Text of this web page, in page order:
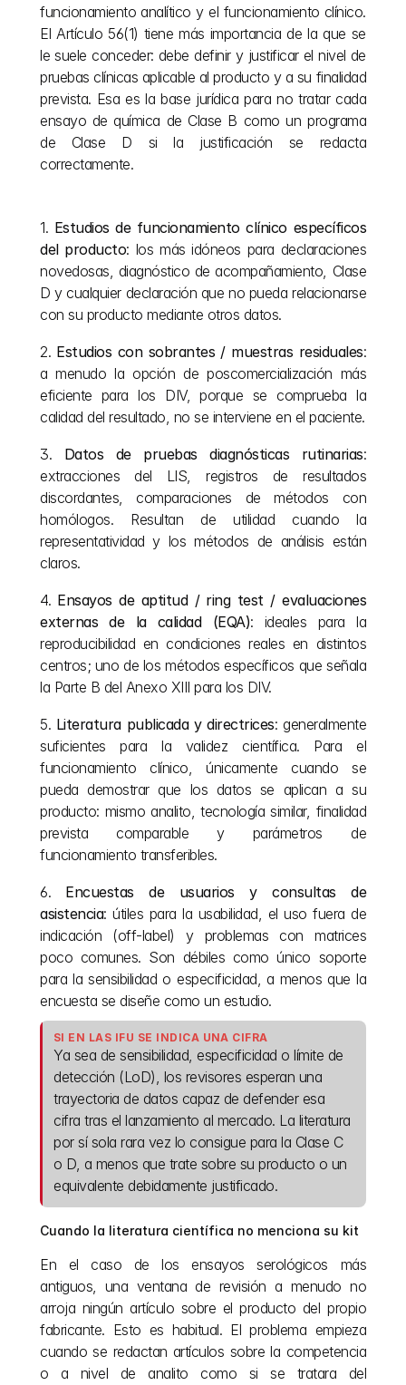
funcionamiento analítico y el funcionamiento clínico.
El Artículo 56(1) tiene más importancia de la que se
le suele conceder: debe definir y justificar el nivel de
pruebas clínicas aplicable al producto y a su finalidad
prevista. Esa es la base jurídica para no tratar cada
ensayo de química de Clase B como un programa
de Clase D si la justificación se redacta
correctamente.
1. Estudios de funcionamiento clínico específicos
del producto: los más idóneos para declaraciones
novedosas, diagnóstico de acompañamiento, Clase
D y cualquier declaración que no pueda relacionarse
con su producto mediante otros datos.
2. Estudios con sobrantes / muestras residuales:
a menudo la opción de poscomercialización más
eficiente para los DIV, porque se comprueba la
calidad del resultado, no se interviene en el paciente.
3. Datos de pruebas diagnósticas rutinarias:
extracciones del LIS, registros de resultados
discordantes, comparaciones de métodos con
homólogos. Resultan de utilidad cuando la
representatividad y los métodos de análisis están
claros.
4. Ensayos de aptitud / ring test / evaluaciones
externas de la calidad (EQA): ideales para la
reproducibilidad en condiciones reales en distintos
centros; uno de los métodos específicos que señala
la Parte B del Anexo XIII para los DIV.
5. Literatura publicada y directrices: generalmente
suficientes para la validez científica. Para el
funcionamiento clínico, únicamente cuando se
pueda demostrar que los datos se aplican a su
producto: mismo analito, tecnología similar, finalidad
prevista comparable y parámetros de
funcionamiento transferibles.
6. Encuestas de usuarios y consultas de
asistencia: útiles para la usabilidad, el uso fuera de
indicación (off-label) y problemas con matrices
poco comunes. Son débiles como único soporte
para la sensibilidad o especificidad, a menos que la
encuesta se diseñe como un estudio.
SI EN LAS IFU SE INDICA UNA CIFRA
Ya sea de sensibilidad, especificidad o límite de
detección (LoD), los revisores esperan una
trayectoria de datos capaz de defender esa
cifra tras el lanzamiento al mercado. La literatura
por sí sola rara vez lo consigue para la Clase C
o D, a menos que trate sobre su producto o un
equivalente debidamente justificado.
Cuando la literatura científica no menciona su kit
En el caso de los ensayos serológicos más
antiguos, una ventana de revisión a menudo no
arroja ningún artículo sobre el producto del propio
fabricante. Esto es habitual. El problema empieza
cuando se redactan artículos sobre la competencia
o a nivel de analito como si se tratara del